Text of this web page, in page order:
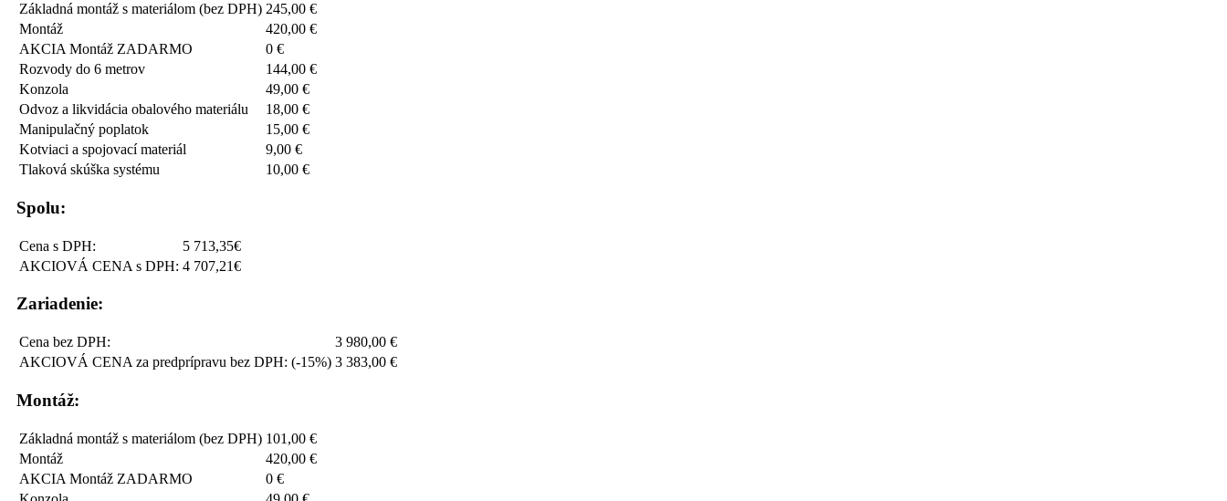
Základná montáž s materiálom (bez DPH) 245,00 €
Montáž
420,00 €
AKCIA Montáž ZADARMO
0 €
Rozvody do 6 metrov
144,00 €
Konzola
49,00 €
Odvoz a likvidácia obalového materiálu
18,00 €
Manipulačný poplatok
15,00 €
Kotviaci a spojovací materiál
9,00 €
Tlaková skúška systému
10,00 €
Spolu:
Cena s DPH:
5 713,35€
AKCIOVÁ CENA s DPH: 4 707,21€
Zariadenie:
Cena bez DPH:
3 980,00 €
AKCIOVÁ CENA za predprípravu bez DPH: (-15%) 3 383,00 €
Montáž:
Základná montáž s materiálom (bez DPH) 101,00 €
Montáž
420,00 €
AKCIA Montáž ZADARMO
0 €